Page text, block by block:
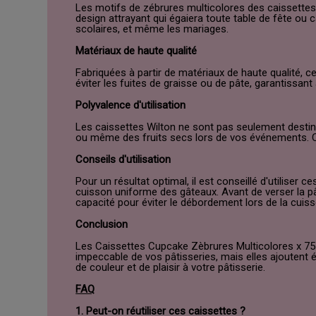
Les motifs de zébrures multicolores des
design attrayant qui égaiera toute table de fête ou
scolaires, et même les mariages.
Matériaux de haute qualité
Fabriquées à partir de matériaux de haute qualité,
éviter les fuites de graisse ou de pâte,
Polyvalence d'utilisation
Les caissettes Wilton ne sont pas seulement
ou même des fruits secs lors de vos événements.
Conseils d'utilisation
Pour un résultat optimal, il est conseillé d'utiliser
cuisson uniforme des gâteaux. Avant de verser la
capacité pour éviter le débordement lors de la
Conclusion
Les Caissettes Cupcake Zèbrures Multicolores x
impeccable de vos pâtisseries, mais elles
de couleur et de plaisir à votre pâtisserie.
FAQ
1. Peut-on réutiliser ces caissettes ?